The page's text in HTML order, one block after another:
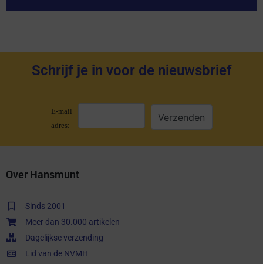
Schrijf je in voor de nieuwsbrief
E-mail
adres:
Over Hansmunt
Sinds 2001
Meer dan 30.000 artikelen
Dagelijkse verzending
Lid van de NVMH